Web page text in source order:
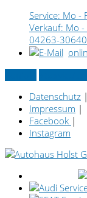
Service: Mo -
Verkauf: Mo
04263-30640
Datenschutz |
Impressum |
Facebook |
Instagram